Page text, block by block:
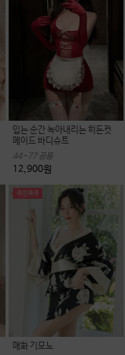
입는 순간 녹아내리는 히든컷
메이드 바디슈트
44~77 공용
12,900원
매화 기모노